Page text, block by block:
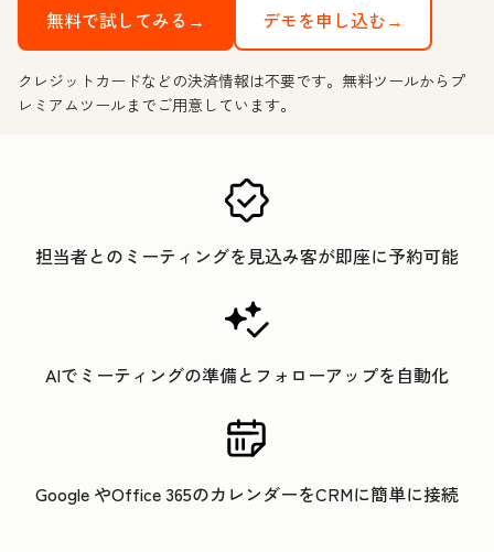
無料で試してみる→ デモを申し込む→
クレジットカードなどの決済情報は不要です。無料ツールからプ
レミアムツールまでご用意しています。
担当者とのミーティングを見込み客が即座に予約可能
AIでミーティングの準備とフォローアップを自動化
Google やOffice 365のカレンダーをCRMに簡単に接続